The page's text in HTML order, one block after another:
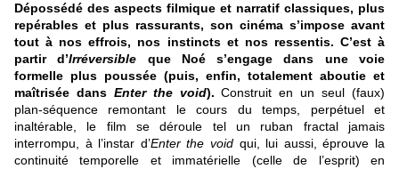
Dépossédé des aspects filmique et narratif classiques, plus
repérables et plus rassurants, son cinéma s’impose avant
tout à nos effrois, nos instincts et nos ressentis. C’est à
partir d’Irréversible que Noé s’engage dans une voie
formelle plus poussée (puis, enfin, totalement aboutie et
maîtrisée dans Enter the void). Construit en un seul (faux)
plan-séquence remontant le cours du temps, perpétuel et
inaltérable, le film se déroule tel un ruban fractal jamais
interrompu, à l’instar d’Enter the void qui, lui aussi, éprouve la
continuité temporelle et immatérielle (celle de l’esprit) en